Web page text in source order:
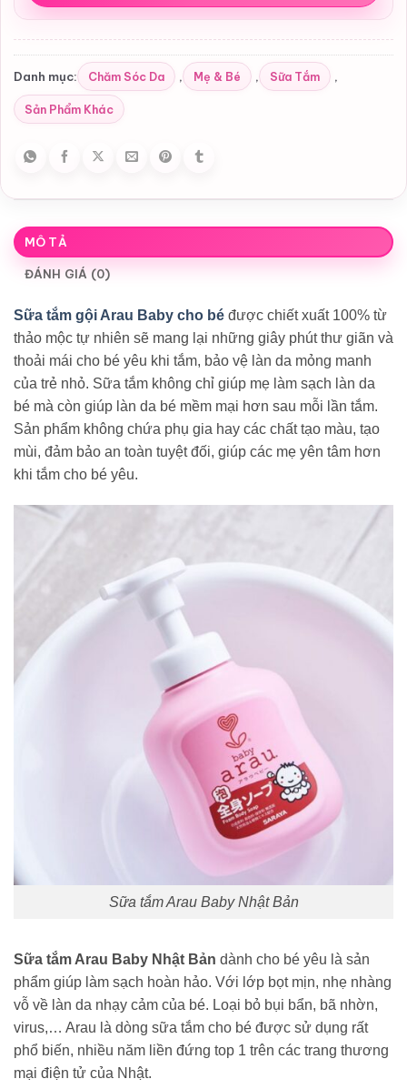
Danh mục: Chăm Sóc Da , Mẹ & Bé , Sữa Tắm ,
Sản Phẩm Khác
MÔ TẢ
ĐÁNH GIÁ (0)
Sữa tắm gội Arau Baby cho bé được chiết xuất 100% từ
thảo mộc tự nhiên sẽ mang lại những giây phút thư giãn và
thoải mái cho bé yêu khi tắm, bảo vệ làn da mỏng manh
của trẻ nhỏ. Sữa tắm không chỉ giúp mẹ làm sạch làn da
bé mà còn giúp làn da bé mềm mại hơn sau mỗi lần tắm.
Sản phẩm không chứa phụ gia hay các chất tạo màu, tạo
mùi, đảm bảo an toàn tuyệt đối, giúp các mẹ yên tâm hơn
khi tắm cho bé yêu.
Sữa tắm Arau Baby Nhật Bản
Sữa tắm Arau Baby Nhật Bản dành cho bé yêu là sản
phẩm giúp làm sạch hoàn hảo. Với lớp bọt mịn, nhẹ nhàng
vỗ về làn da nhạy cảm của bé. Loại bỏ bụi bẩn, bã nhờn,
virus,… Arau là dòng sữa tắm cho bé được sử dụng rất
phổ biến, nhiều năm liền đứng top 1 trên các trang thương
mại điện tử của Nhật.